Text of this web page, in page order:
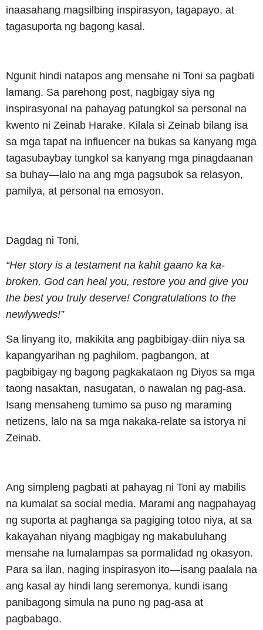
inaasahang magsilbing inspirasyon, tagapayo, at
tagasuporta ng bagong kasal.
Ngunit hindi natapos ang mensahe ni Toni sa pagbati
lamang. Sa parehong post, nagbigay siya ng
inspirasyonal na pahayag patungkol sa personal na
kwento ni Zeinab Harake. Kilala si Zeinab bilang isa
sa mga tapat na influencer na bukas sa kanyang mga
tagasubaybay tungkol sa kanyang mga pinagdaanan
sa buhay—lalo na ang mga pagsubok sa relasyon,
pamilya, at personal na emosyon.
Dagdag ni Toni,
“Her story is a testament na kahit gaano ka ka-
broken, God can heal you, restore you and give you
the best you truly deserve! Congratulations to the
newlyweds!”
Sa linyang ito, makikita ang pagbibigay-diin niya sa
kapangyarihan ng paghilom, pagbangon, at
pagbibigay ng bagong pagkakataon ng Diyos sa mga
taong nasaktan, nasugatan, o nawalan ng pag-asa.
Isang mensaheng tumimo sa puso ng maraming
netizens, lalo na sa mga nakaka-relate sa istorya ni
Zeinab.
Ang simpleng pagbati at pahayag ni Toni ay mabilis
na kumalat sa social media. Marami ang nagpahayag
ng suporta at paghanga sa pagiging totoo niya, at sa
kakayahan niyang magbigay ng makabuluhang
mensahe na lumalampas sa pormalidad ng okasyon.
Para sa ilan, naging inspirasyon ito—isang paalala na
ang kasal ay hindi lang seremonya, kundi isang
panibagong simula na puno ng pag-asa at
pagbabago.